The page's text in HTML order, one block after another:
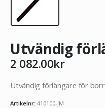
Utvändig
2 082.00kr
Utvändig förlängare för
Artikelnr: 410100-JM